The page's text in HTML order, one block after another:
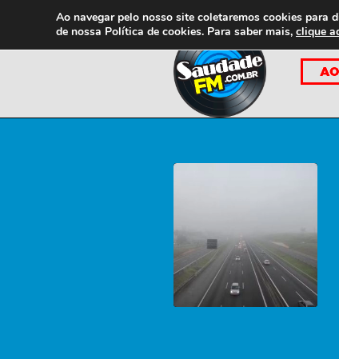
Ao navegar pelo nosso site coletaremos cookies para
de nossa Política de cookies. Para saber mais, clique